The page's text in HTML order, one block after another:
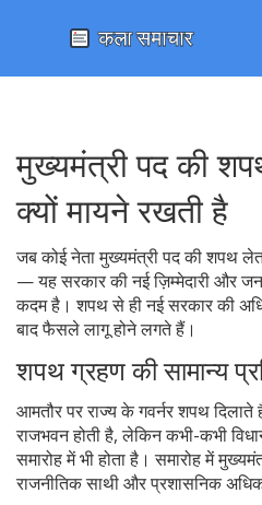
मुख्यमंत्री पद की
क्यों मायने रखती है
जब कोई नेता मुख्यमंत्री पद की शपथ
— यह सरकार की नई ज़िम्मेदारी और
कदम है। शपथ से ही नई सरकार की
बाद फैसले लागू होने लगते हैं।
शपथ ग्रहण की सामान्य
आमतौर पर राज्य के गवर्नर शपथ
राजभवन होती है, लेकिन कभी-कभी
समारोह में भी होता है। समारोह में
राजनीतिक साथी और प्रशासनिक